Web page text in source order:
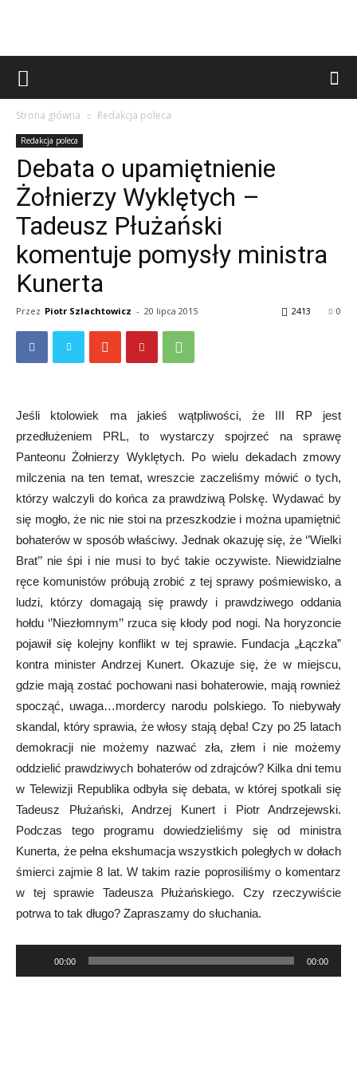
Strona główna Redakcja poleca
Redakcja poleca
Debata o upamiętnienie
Żołnierzy Wyklętych –
Tadeusz Płużański
komentuje pomysły ministra
Kunerta
Przez Piotr Szlachtowicz - 20 lipca 2015 0
2413
Jeśli ktolowiek ma jakieś wątpliwości, że III RP jest
przedłużeniem PRL, to wystarczy spojrzeć na sprawę
Panteonu Żołnierzy Wyklętych. Po wielu dekadach zmowy
milczenia na ten temat, wreszcie zaczeliśmy mówić o tych,
którzy walczyli do końca za prawdziwą Polskę. Wydawać by
się mogło, że nic nie stoi na przeszkodzie i można upamiętnić
bohaterów w sposób właściwy. Jednak okazuję się, że ‘’Wielki
Brat’’ nie śpi i nie musi to być takie oczywiste. Niewidzialne
ręce komunistów próbują zrobić z tej sprawy pośmiewisko, a
ludzi, którzy domagają się prawdy i prawdziwego oddania
hołdu ‘’Niezłomnym’’ rzuca się kłody pod nogi. Na horyzoncie
pojawił się kolejny konflikt w tej sprawie. Fundacja „Łączka”
kontra minister Andrzej Kunert. Okazuje się, że w miejscu,
gdzie mają zostać pochowani nasi bohaterowie, mają rownież
spocząć, uwaga…mordercy narodu polskiego. To niebywały
skandal, który sprawia, że włosy stają dęba! Czy po 25 latach
demokracji nie możemy nazwać zła, złem i nie możemy
oddzielić prawdziwych bohaterów od zdrajców? Kilka dni temu
w Telewizji Republika odbyła się debata, w której spotkali się
Tadeusz Płużański, Andrzej Kunert i Piotr Andrzejewski.
Podczas tego programu dowiedzieliśmy się od ministra
Kunerta, że pełna ekshumacja wszystkich poległych w dołach
śmierci zajmie 8 lat. W takim razie poprosiliśmy o komentarz
w tej sprawie Tadeusza Płużańskiego. Czy rzeczywiście
potrwa to tak długo? Zapraszamy do słuchania.
plików
00:00 00:00